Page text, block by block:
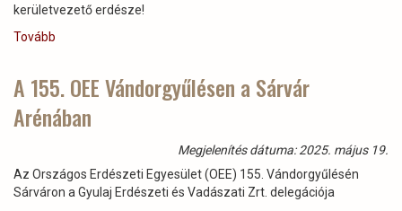
erdőművelési
vezetője
az
Országos
Elismerő
Oklevelét
kerületvezető erdésze!
Tovább
az
Év
Erdésze)
A 155. OEE Vándorgyűlésen a Sárvár
Arénában
Megjelenítés dátuma: 2025. május 19.
Az Országos Erdészeti Egyesület (OEE) 155. Vándorgyűlésén
Sárváron a Gyulaj Erdészeti és Vadászati Zrt. delegációja